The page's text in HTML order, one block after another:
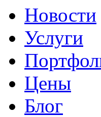
Новости
Услуги
Цены
Блог